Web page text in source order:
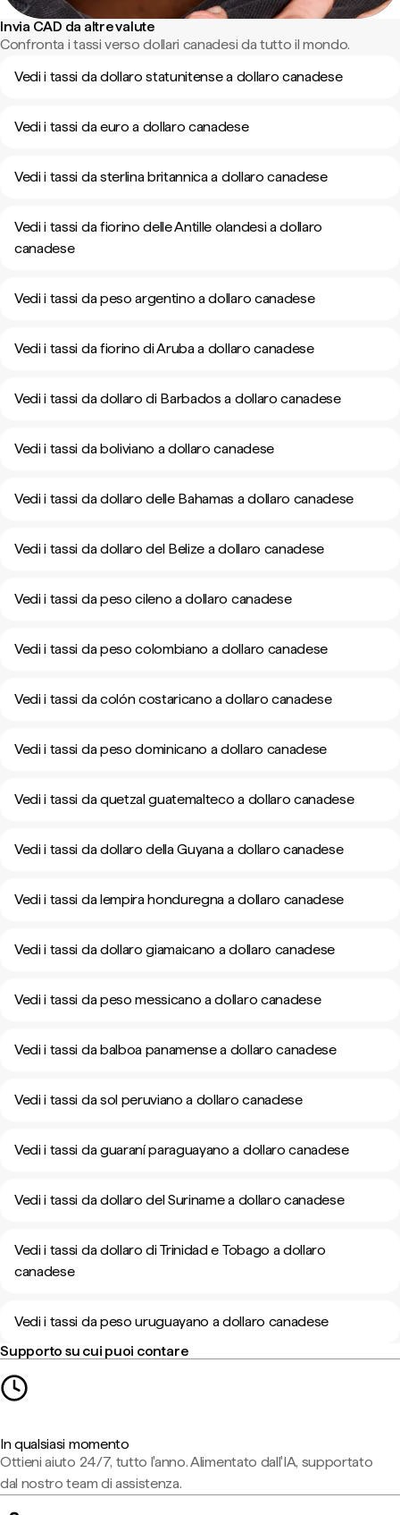
Invia CAD da altre valute
Confronta i tassi verso dollari canadesi da tutto il mondo.
Vedi i tassi da dollaro statunitense a dollaro canadese
Vedi i tassi da euro a dollaro canadese
Vedi i tassi da sterlina britannica a dollaro canadese
Vedi i tassi da fiorino delle Antille olandesi a dollaro
canadese
Vedi i tassi da peso argentino a dollaro canadese
Vedi i tassi da fiorino di Aruba a dollaro canadese
Vedi i tassi da dollaro di Barbados a dollaro canadese
Vedi i tassi da boliviano a dollaro canadese
Vedi i tassi da dollaro delle Bahamas a dollaro canadese
Vedi i tassi da dollaro del Belize a dollaro canadese
Vedi i tassi da peso cileno a dollaro canadese
Vedi i tassi da peso colombiano a dollaro canadese
Vedi i tassi da colón costaricano a dollaro canadese
Vedi i tassi da peso dominicano a dollaro canadese
Vedi i tassi da quetzal guatemalteco a dollaro canadese
Vedi i tassi da dollaro della Guyana a dollaro canadese
Vedi i tassi da lempira honduregna a dollaro canadese
Vedi i tassi da dollaro giamaicano a dollaro canadese
Vedi i tassi da peso messicano a dollaro canadese
Vedi i tassi da balboa panamense a dollaro canadese
Vedi i tassi da sol peruviano a dollaro canadese
Vedi i tassi da guaraní paraguayano a dollaro canadese
Vedi i tassi da dollaro del Suriname a dollaro canadese
Vedi i tassi da dollaro di Trinidad e Tobago a dollaro
canadese
Vedi i tassi da peso uruguayano a dollaro canadese
Supporto su cui puoi contare
In qualsiasi momento
Ottieni aiuto 24/7, tutto l'anno. Alimentato dall'IA, supportato
dal nostro team di assistenza.